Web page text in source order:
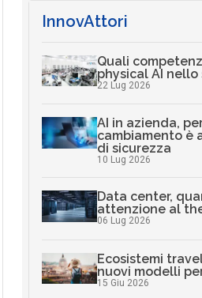
InnovAttori
Quali
physical AI nello
22 Lug 2026
AI in azienda,
cambiamento è
di sicurezza
10 Lug 2026
Data center,
attenzione al
06 Lug 2026
Ecosistemi
nuovi modelli
15 Giu 2026